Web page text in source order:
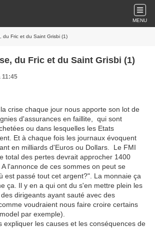
MENU
du Fric et du Saint Grisbi (1)
du Fric et du Saint Grisbi (1)
11:45
crise chaque jour nous apporte son lot de
d'assurances en faillite, qui sont
ou dans lesquelles les Etats
Et à chaque fois les journaux évoquent
en milliards d'Euros ou Dollars. Le FMI
total des pertes devrait approcher 1400
l'annonce de ces sommes on peut se
est passé tout cet argent?". La monnaie ça
ça. Il y en a qui ont du s'en mettre plein les
dirigeants ayant sauté avec des
voudraient nous faire croire certains
par exemple).
expliquer les causes et les conséquences de